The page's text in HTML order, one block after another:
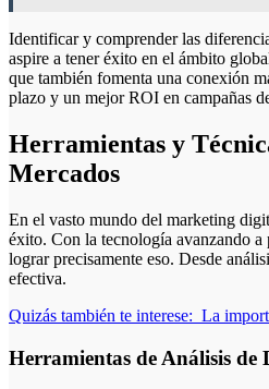
Identificar y comprender las
aspire a tener éxito en el ámbito
que también fomenta una conexión
plazo y un mejor ROI en campañas
Herramientas y
Mercados
En el vasto mundo del marketing
éxito. Con la tecnología avanzando a
lograr precisamente eso. Desde
efectiva.
Quizás también te interese: La
Herramientas de Análisis de